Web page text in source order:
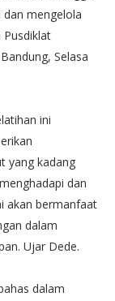
mengelola
Selasa
ini
yang kadang
dan
akan bermanfaat
dalam
Ujar Dede.
dalam